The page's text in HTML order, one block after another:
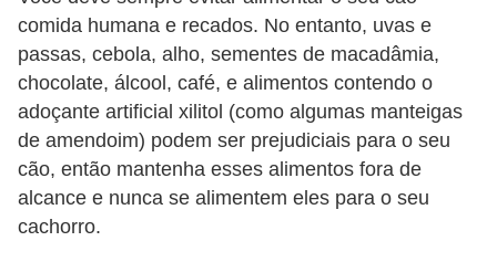
comida humana e recados. No entanto, uvas e
passas, cebola, alho, sementes de macadâmia,
chocolate, álcool, café, e alimentos contendo o
adoçante artificial xilitol (como algumas manteigas
de amendoim) podem ser prejudiciais para o seu
cão, então mantenha esses alimentos fora de
alcance e nunca se alimentem eles para o seu
cachorro.